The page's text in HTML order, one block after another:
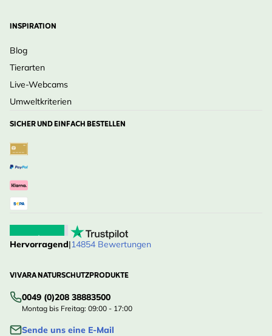
INSPIRATION
Blog
Tierarten
Live-Webcams
Umweltkriterien
SICHER UND EINFACH BESTELLEN
Hervorragend|14854 Bewertungen
VIVARA NATURSCHUTZPRODUKTE
0049 (0)208 38883500
Montag bis Freitag: 09:00 - 17:00
Sende uns eine E-Mail